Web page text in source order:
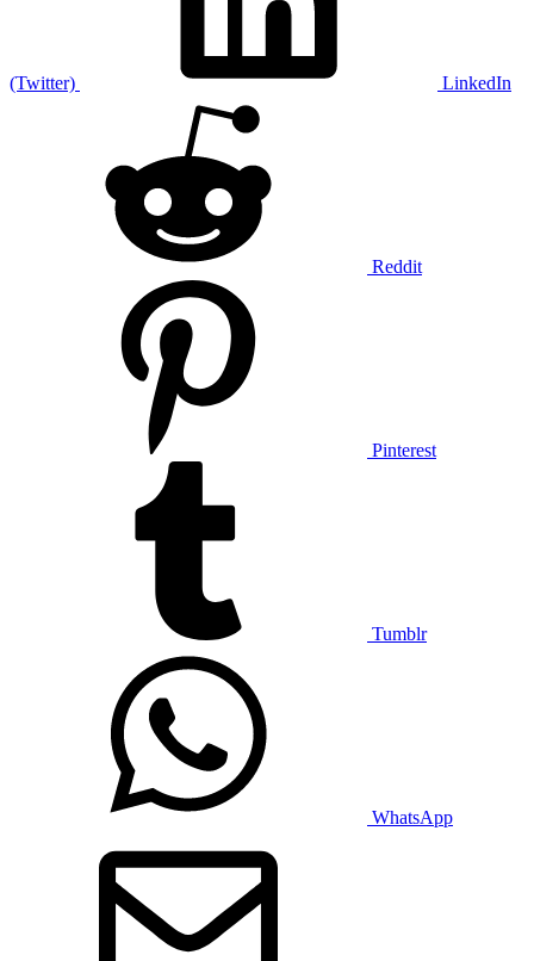
(Twitter) LinkedIn
Reddit
Pinterest
Tumblr
WhatsApp